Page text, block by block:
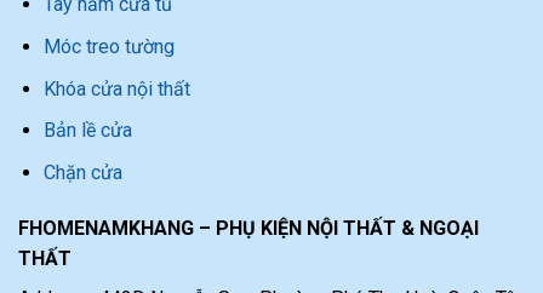
Tay nắm cửa tủ
Móc treo tường
Khóa cửa nội thất
Bản lề cửa
Chặn cửa
FHOMENAMKHANG – PHỤ KIỆN NỘI THẤT & NGOẠI
THẤT